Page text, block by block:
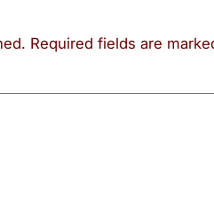
Required fields are